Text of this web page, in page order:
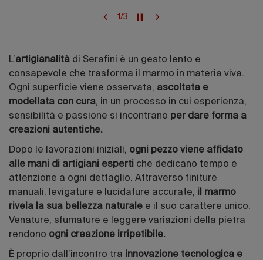
1/3
L’artigianalità di Serafini è un gesto lento e
consapevole che trasforma il marmo in materia viva.
Ogni superficie viene osservata, ascoltata e
modellata con cura, in un processo in cui esperienza,
sensibilità e passione si incontrano per dare forma a
creazioni autentiche.
Dopo le lavorazioni iniziali, ogni pezzo viene affidato
alle mani di artigiani esperti che dedicano tempo e
attenzione a ogni dettaglio. Attraverso finiture
manuali, levigature e lucidature accurate, il marmo
rivela la sua bellezza naturale e il suo carattere unico.
Venature, sfumature e leggere variazioni della pietra
rendono ogni creazione irripetibile.
È proprio dall’incontro tra innovazione tecnologica e